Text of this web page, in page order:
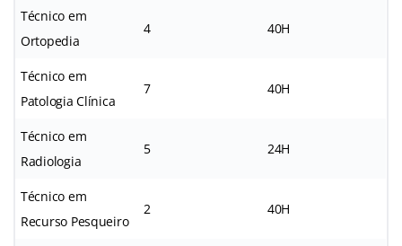
Técnico em
Ortopedia
4 40H
Técnico em
Patologia Clínica
7 40H
Técnico em
Radiologia
5 24H
Técnico em
Recurso Pesqueiro
2 40H